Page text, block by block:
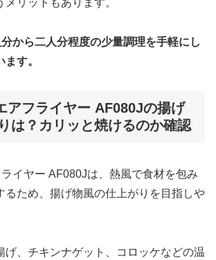
リットもあります。
から二人分程度の少量調理を手軽にし
す。
アフライヤー AF080Jの揚げ
は？カリッと焼けるのか確認
イヤー AF080Jは、熱風で食材を包み
るため、揚げ物風の仕上がりを目指しや
げ、チキンナゲット、コロッケなどの温